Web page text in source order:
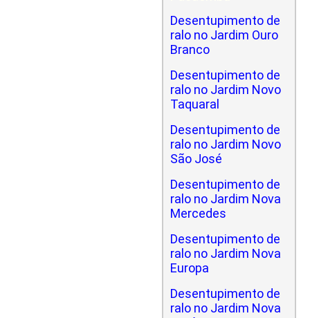
Desentupimento de
ralo no Jardim Ouro
Branco
Desentupimento de
ralo no Jardim Novo
Taquaral
Desentupimento de
ralo no Jardim Novo
São José
Desentupimento de
ralo no Jardim Nova
Mercedes
Desentupimento de
ralo no Jardim Nova
Europa
Desentupimento de
ralo no Jardim Nova